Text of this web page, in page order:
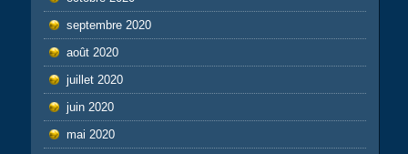
septembre 2020
août 2020
juillet 2020
juin 2020
mai 2020